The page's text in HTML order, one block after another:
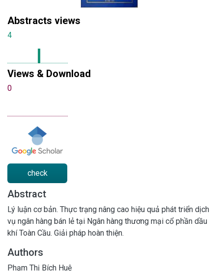
Abstracts views
4
Views & Download
0
check
Abstract
Lý luận cơ bản. Thực trạng nâng cao hiệu quả phát triển dịch
vụ ngân hàng bán lẻ tại Ngân hàng thương mại cổ phần dầu
khí Toàn Cầu. Giải pháp hoàn thiện.
Authors
Phạm Thị Bích Huệ